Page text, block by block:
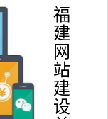
福
建
网
站
建
设